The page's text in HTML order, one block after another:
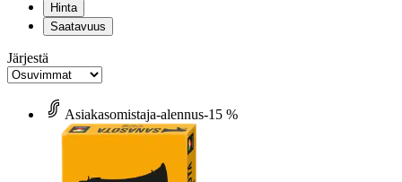
Hinta
Saatavuus
Järjestä
Asiakasomistaja-alennus-15 %